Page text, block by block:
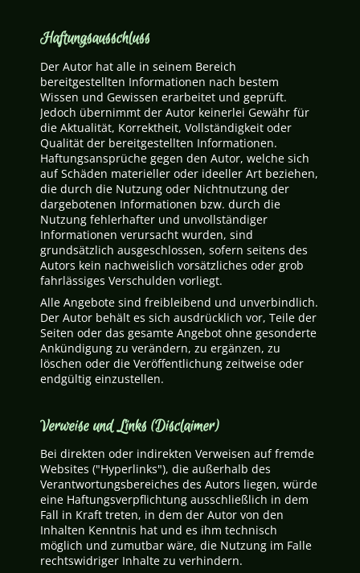
Haftungsausschluss
Der Autor hat alle in seinem Bereich
bereitgestellten Informationen nach bestem
Wissen und Gewissen erarbeitet und geprüft.
Jedoch übernimmt der Autor keinerlei Gewähr für
die Aktualität, Korrektheit, Vollständigkeit oder
Qualität der bereitgestellten Informationen.
Haftungsansprüche gegen den Autor, welche sich
auf Schäden materieller oder ideeller Art beziehen,
die durch die Nutzung oder Nichtnutzung der
dargebotenen Informationen bzw. durch die
Nutzung fehlerhafter und unvollständiger
Informationen verursacht wurden, sind
grundsätzlich ausgeschlossen, sofern seitens des
Autors kein nachweislich vorsätzliches oder grob
fahrlässiges Verschulden vorliegt.
Alle Angebote sind freibleibend und unverbindlich.
Der Autor behält es sich ausdrücklich vor, Teile der
Seiten oder das gesamte Angebot ohne gesonderte
Ankündigung zu verändern, zu ergänzen, zu
löschen oder die Veröffentlichung zeitweise oder
endgültig einzustellen.
Verweise und Links (Disclaimer)
Bei direkten oder indirekten Verweisen auf fremde
Websites ("Hyperlinks"), die außerhalb des
Verantwortungsbereiches des Autors liegen, würde
eine Haftungsverpflichtung ausschließlich in dem
Fall in Kraft treten, in dem der Autor von den
Inhalten Kenntnis hat und es ihm technisch
möglich und zumutbar wäre, die Nutzung im Falle
rechtswidriger Inhalte zu verhindern.